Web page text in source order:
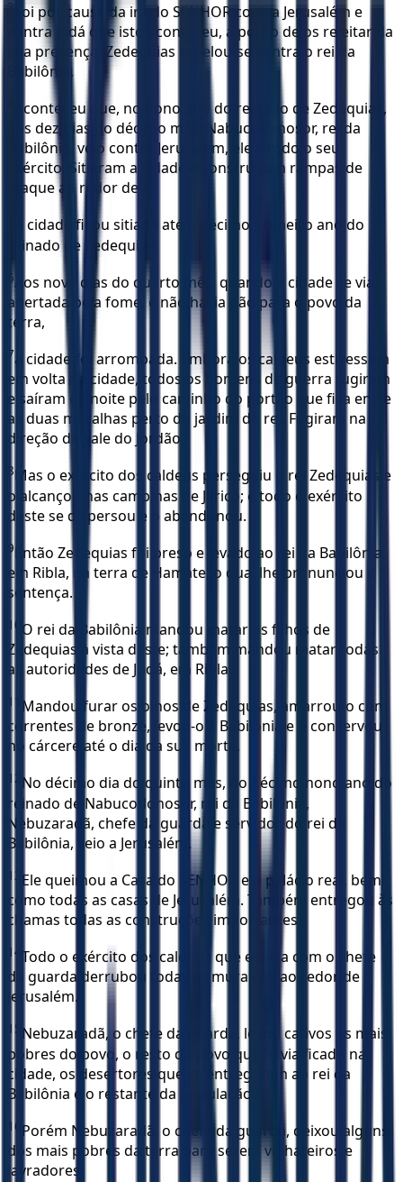
Foi por causa da ira do SENHOR contra Jerusalém e
contra Judá que isto aconteceu, a ponto de os rejeitar da
sua presença. Zedequias rebelou-se contra o rei da
Babilônia.
Aconteceu que, no nono ano do reinado de Zedequias,
aos dez dias do décimo mês, Nabucodonosor, rei da
Babilônia, veio contra Jerusalém, ele e todo o seu
exército. Sitiaram a cidade e construíram rampas de
ataque ao redor dela.
A cidade ficou sitiada até o décimo primeiro ano do
reinado de Zedequias.
6Aos nove dias do quarto mês, quando a cidade se via
apertada pela fome, e não havia pão para o povo da
terra,
7a cidade foi arrombada. Embora os caldeus estivessem
em volta da cidade, todos os homens de guerra fugiram
e saíram de noite pelo caminho do portão que fica entre
as duas muralhas perto do jardim do rei. Fugiram na
direção do vale do Jordão.
8
Mas o exército dos caldeus perseguiu o rei Zedequias e
o alcançou nas campinas de Jericó; e todo o exército
deste se dispersou e o abandonou.
9
Então Zedequias foi preso e levado ao rei da Babilônia,
em Ribla, na terra de Hamate, o qual lhe pronunciou a
sentença.
10 O rei da Babilônia mandou matar os filhos de
Zedequias à vista deste; também mandou matar todas
as autoridades de Judá, em Ribla.
11
Mandou furar os olhos de Zedequias, amarrou-o com
correntes de bronze, levou-o à Babilônia e o conservou
no cárcere até o dia da sua morte.
12 No décimo dia do quinto mês, no décimo nono ano do
reinado de Nabucodonosor, rei da Babilônia,
Nebuzaradã, chefe da guarda e servidor do rei da
Babilônia, veio a Jerusalém.
13 Ele queimou a Casa do SENHOR e o palácio real, bem
como todas as casas de Jerusalém. Também entregou às
chamas todas as construções importantes.
14 Todo o exército dos caldeus que estava com o chefe
da guarda derrubou todas as muralhas ao redor de
Jerusalém.
15 Nebuzaradã, o chefe da guarda, levou cativos os mais
pobres do povo, o resto do povo que havia ficado na
cidade, os desertores que se entregaram ao rei da
Babilônia e o restante da população.
16 Porém Nebuzaradã, o chefe da guarda, deixou alguns
dos mais pobres da terra para serem vinhateiros e
lavradores.